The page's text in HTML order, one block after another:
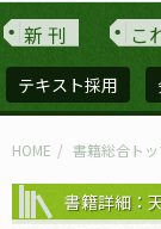
新 刊 こ
テキスト採用
HOME 書籍総合ト
書籍詳細：